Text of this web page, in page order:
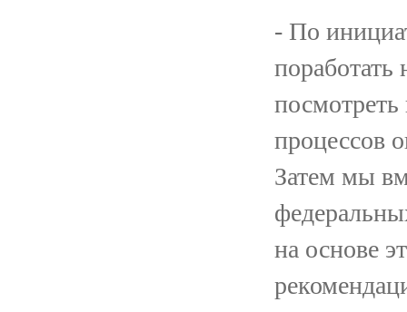
- По
поработать
посмотреть
процессов
Затем мы
на основе